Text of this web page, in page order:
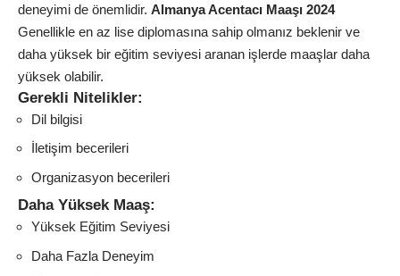
deneyimi de önemlidir. Almanya Acentacı Maaşı 2024
Genellikle en az lise diplomasına sahip olmanız beklenir ve
daha yüksek bir eğitim seviyesi aranan işlerde maaşlar daha
yüksek olabilir.
Gerekli Nitelikler:
Dil bilgisi
İletişim becerileri
Organizasyon becerileri
Daha Yüksek Maaş:
Yüksek Eğitim Seviyesi
Daha Fazla Deneyim